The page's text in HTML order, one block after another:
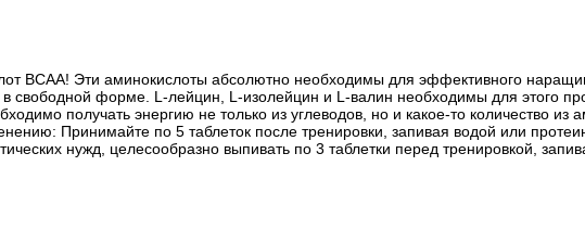
ВСАА! Эти аминокислоты абсолютно необходимы для эффективного
свободной форме. L-лейцин, L-изолейцин и L-валин необходимы для этого
получать энергию не только из углеводов, но и какое-то количество из
Принимайте по 5 таблеток после тренировки, запивая водой или
нужд, целесообразно выпивать по 3 таблетки перед тренировкой,